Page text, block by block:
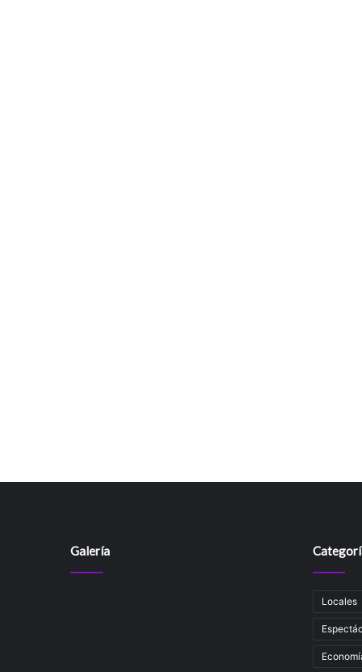
Galería
Locales